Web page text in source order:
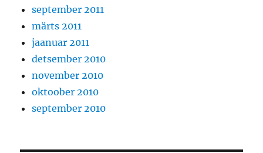
september 2011
märts 2011
jaanuar 2011
detsember 2010
november 2010
oktoober 2010
september 2010